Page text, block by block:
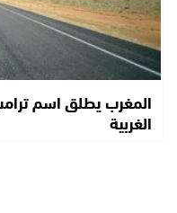
المغرب يطلق اسم
الغربية